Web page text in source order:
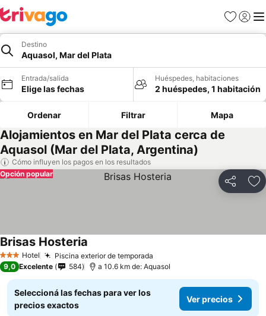
Favoritos
Iniciar
Destino
Aquasol, Mar del Plata
Entrada/salida
Elige las fechas
Huéspedes, habitaciones
2 huéspedes, 1 habitación
Ordenar Filtrar Mapa
Alojamientos en Mar del Plata cerca de
Aquasol (Mar del Plata, Argentina)
Cómo influyen los pagos en los resultados
Compartir
Opción popular
3 Estrellas
Hotel Piscina exterior de temporada
Brisas Hosteria
9,0 Excelente 584 a 10.6 km de: Aquasol
Seleccioná las fechas para ver los
precios exactos
Ver precios